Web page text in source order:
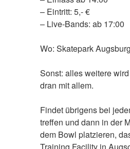
– Eintritt: 5,- €
– Live-Bands: ab 17:00
Wo: Skatepark
Sonst: alles weitere
dran mit allem.
Findet übrigens bei
treffen und dann in der
dem Bowl platzieren,